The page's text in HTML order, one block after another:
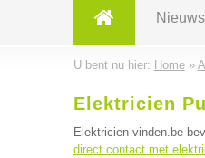
Nieuws
U bent nu hier: Home»
Elektricien
Elektricien-vinden.be
direct contact met